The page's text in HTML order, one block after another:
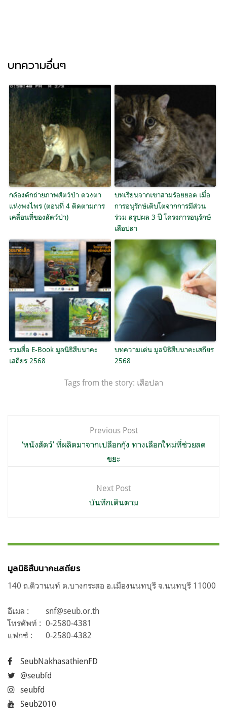
บทความอื่นๆ
กล้องดักถ่ายภาพสัตว์ป่า ดวงตา
แห่งพงไพร (ตอนที่ 4 ติดตามการ
เคลื่อนที่ของสัตว์ป่า)
บทเรียนจากเขาสามร้อยยอด เมื่อ
การอนุรักษ์เติบโตจากการมีส่วน
ร่วม สรุปผล 3 ปี โครงการอนุรักษ์
เสือปลา
รวมสื่อ E-Book มูลนิธิสืบนาคะ
เสถียร 2568
บทความเด่น มูลนิธิสืบนาคะเสถียร
2568
Tags from the story: เสือปลา
เรื่อง
Previous Post
‘หนังสัตว์’ ที่ผลิตมาจากเปลือกกุ้ง ทางเลือกใหม่ที่ช่วยลด
ขยะ
Next Post
บันทึกเดินตาม
มูลนิธิสืบนาคะเสถียร
140 ถ.ติวานนท์ ต.บางกระสอ อ.เมืองนนทบุรี จ.นนทบุรี 11000
อีเมล :
snf@seub.or.th
โทรศัพท์ : 0-2580-4381
แฟกซ์ :
0-2580-4382
SeubNakhasathienFD
@seubfd
seubfd
Seub2010